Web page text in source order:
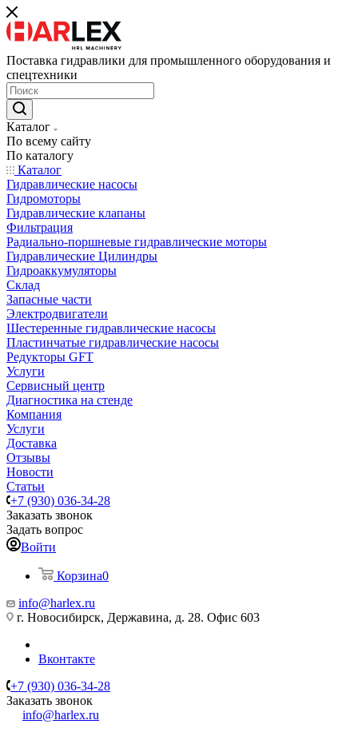
Поставка гидравлики для промышленного оборудования и
спецтехники
Каталог
По всему сайту
По каталогу
Каталог
Гидравлические насосы
Гидромоторы
Гидравлические клапаны
Фильтрация
Радиально-поршневые гидравлические моторы
Гидравлические Цилиндры
Гидроаккумуляторы
Склад
Запасные части
Электродвигатели
Шестеренные гидравлические насосы
Пластинчатые гидравлические насосы
Редукторы GFT
Услуги
Сервисный центр
Диагностика на стенде
Компания
Услуги
Доставка
Отзывы
Новости
Статьи
+7 (930) 036-34-28
Заказать звонок
Задать вопрос
Войти
Корзина0
info@harlex.ru
г. Новосибирск, Державина, д. 28. Офис 603
Вконтакте
+7 (930) 036-34-28
Заказать звонок
info@harlex.ru